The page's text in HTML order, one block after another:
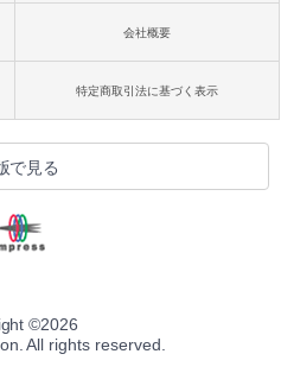
会社概要
特定商取引法に基づく表示
で見る
©2026
All rights reserved.